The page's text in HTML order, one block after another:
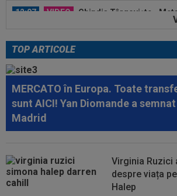
Giovanni Becali a rămas
12:48
Sepsi - FCSB | LIVE VIDEO, luni,
Roș-albaștrii, ”ca acasă” la...
12:43
Ce a spus Federico Valverde
Mourinho, după meciul din Ungaria
12:42
OUT! Hansi Flick a anunțat trei
12:20 FOTO
Cristiano Ronaldo nu s-a
după ce sute de oameni au apărut la...
TOP ARTICOLE
MERCATO în Europa. Toate
sunt AICI! Yan Diomande a
Madrid
Virginia Ruzici
despre viața
Halep